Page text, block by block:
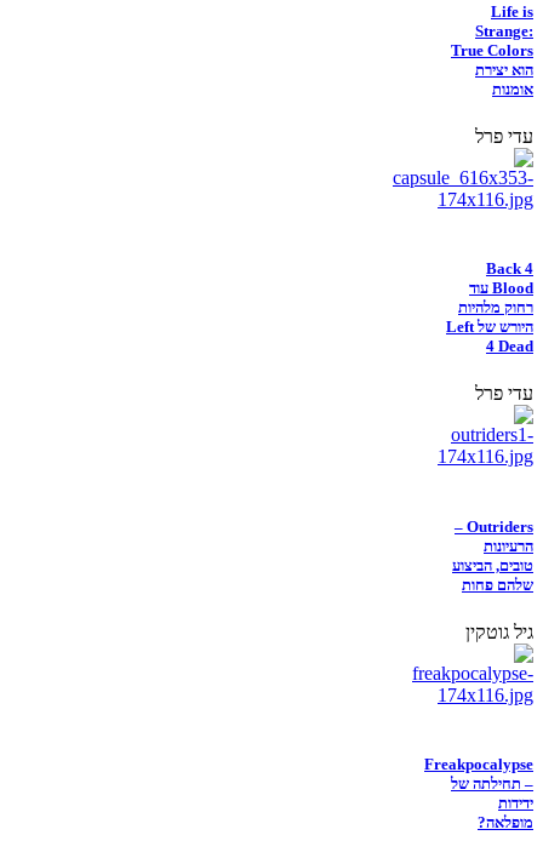
Life is
Strange:
True Colors
הוא יצירת
אומנות
עדי פרל
Back 4
Blood עוד
רחוק מלהיות
היורש של Left
4 Dead
עדי פרל
Outriders –
הרעיונות
טובים, הביצוע
שלהם פחות
גיל גוטקין
Freakpocalypse
– תחילתה של
ידידות
מופלאה?